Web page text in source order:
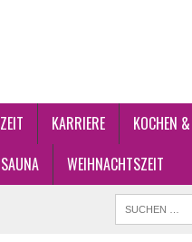
KARRIERE
KOCHEN
WEIHNACHTSZEIT